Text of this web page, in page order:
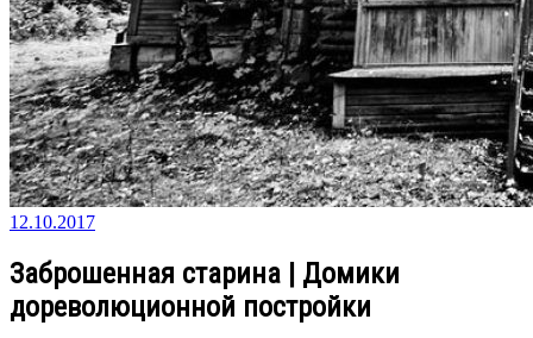
12.10.2017
Заброшенная старина | Домики
дореволюционной постройки